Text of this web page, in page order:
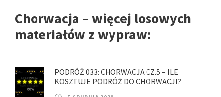
Chorwacja – więcej losowych
materiałów z wypraw:
PODRÓŻ 033: CHORWACJA CZ.5 – ILE
KOSZTUJE PODRÓŻ DO CHORWACJI?